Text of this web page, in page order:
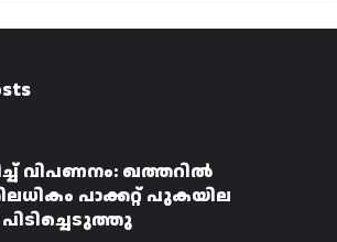
വിപണനം: ഖത്തറിൽ
പാക്കറ്റ് പുകയില